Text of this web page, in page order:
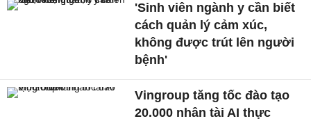
'Sinh viên ngành y cần biết
cách quản lý cảm xúc,
không được trút lên người
bệnh'
Vingroup tăng tốc đào tạo
20.000 nhân tài AI thực